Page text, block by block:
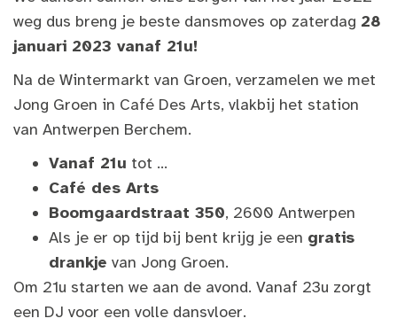
weg dus breng je beste dansmoves op zaterdag 28
januari 2023 vanaf 21u!
Na de Wintermarkt van Groen, verzamelen we met
Jong Groen in Café Des Arts, vlakbij het station
van Antwerpen Berchem.
Vanaf 21u tot ...
Café des Arts
Boomgaardstraat 350, 2600 Antwerpen
Als je er op tijd bij bent krijg je een gratis
drankje van Jong Groen.
Om 21u starten we aan de avond. Vanaf 23u zorgt
een DJ voor een volle dansvloer.